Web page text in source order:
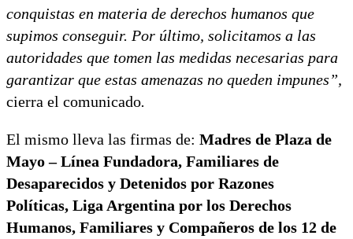
conquistas en materia de derechos humanos que
supimos conseguir. Por último, solicitamos a las
autoridades que tomen las medidas necesarias para
garantizar que estas amenazas no queden impunes”,
cierra el comunicado.
El mismo lleva las firmas de: Madres de Plaza de
Mayo – Línea Fundadora, Familiares de
Desaparecidos y Detenidos por Razones
Políticas, Liga Argentina por los Derechos
Humanos, Familiares y Compañeros de los 12 de